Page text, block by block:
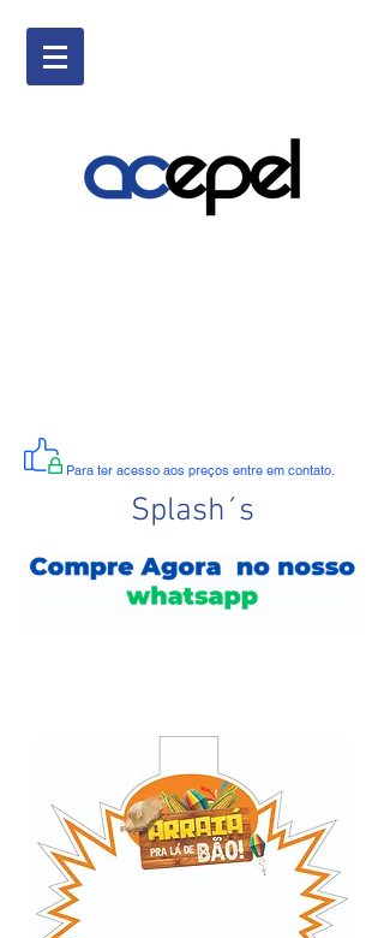
Para ter acesso aos preços entre em contato.
Splash´s